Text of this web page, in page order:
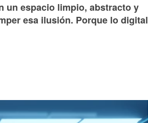
un espacio limpio, abstracto y
esa ilusión. Porque lo digital